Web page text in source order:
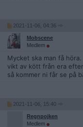
2021-11-06, 04:36
Mobscene
Medlem
Mycket ska man få
vikt av kött från era
så kommer ni får se på
2021-11-06, 15:40
Regnpojken
Medlem